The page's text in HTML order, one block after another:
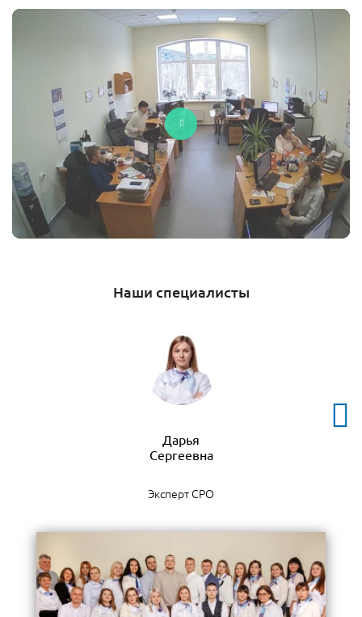
Наши специалисты
Дарья
Сергеевна
Эксперт СРО